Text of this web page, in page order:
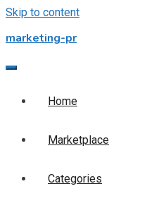
Skip to content
marketing-pr
Home
Marketplace
Categories